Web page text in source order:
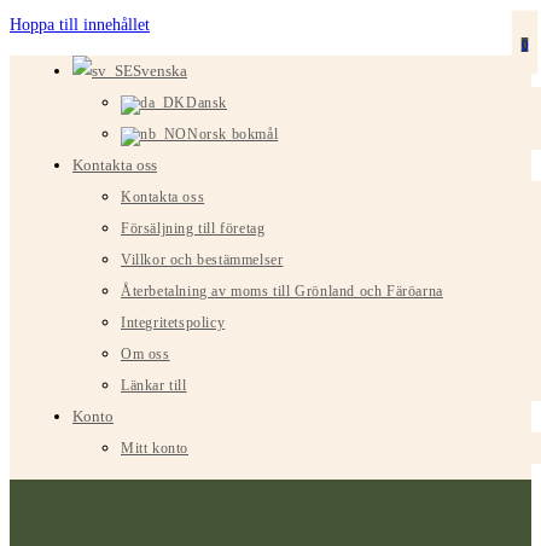
Hoppa till innehållet
Svenska
Dansk
Norsk bokmål
Kontakta oss
Kontakta oss
Försäljning till företag
Villkor och bestämmelser
Återbetalning av moms till Grönland och Färöarna
Integritetspolicy
Om oss
Länkar till
Konto
Mitt konto
0